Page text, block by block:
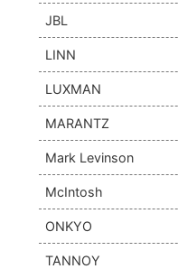
JBL
LINN
LUXMAN
MARANTZ
Mark Levinson
McIntosh
ONKYO
TANNOY